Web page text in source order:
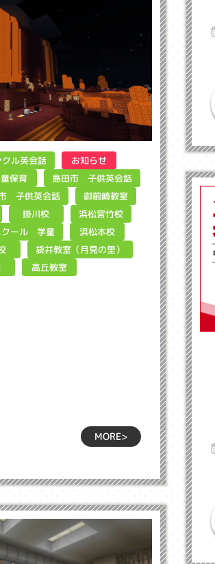
クル英会話 お知らせ
保育 島田市 子供英会話
子供英会話 御前崎教室
掛川校 浜松宮竹校
ール 学童 浜松本校
袋井教室（月見の里）
高丘教室
MORE>